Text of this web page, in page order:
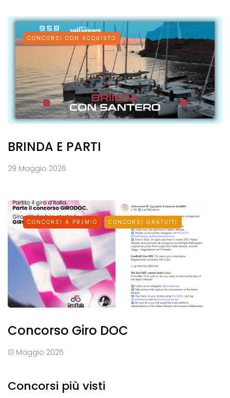
CONCORSI CON ACQUISTO
BRINDA E PARTI
29 Maggio 2026
CONCORSI A PREMIO CONCORSI GRATUITI
Concorso Giro DOC
13 Maggio 2026
Concorsi più visti